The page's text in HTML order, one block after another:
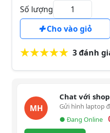
Số lượng
Cho vào giỏ
3 đánh
MH
Chat với
Gửi hình laptop
● Đang Online